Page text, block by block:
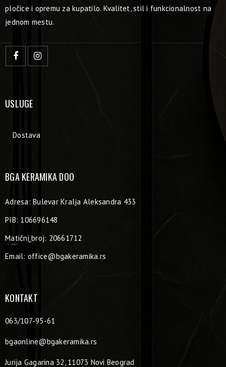
pločice i opremu za kupatilo. Kvalitet, stil i funkcionalnost na
jednom mestu.
USLUGE
Dostava
BGA KERAMIKA DOO
Adresa: Bulevar Kralja Aleksandra 433
PIB: 106696148
Matični broj: 20661712
Email: office@bgakeramika.rs
KONTAKT
063/107-95-61
bgaonline@bgakeramika.rs
Jurija Gagarina 32, 11073 Novi Beograd